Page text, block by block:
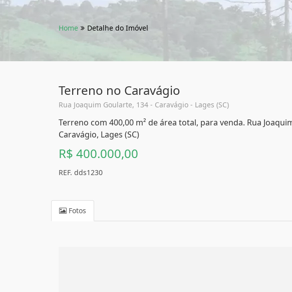
Home Detalhe do Imóvel
Terreno no Caravágio
Rua Joaquim Goularte, 134 - Caravágio - Lages (SC)
Terreno com 400,00 m² de área total, para venda. Rua
Caravágio, Lages (SC)
R$ 400.000,00
REF. dds1230
Fotos